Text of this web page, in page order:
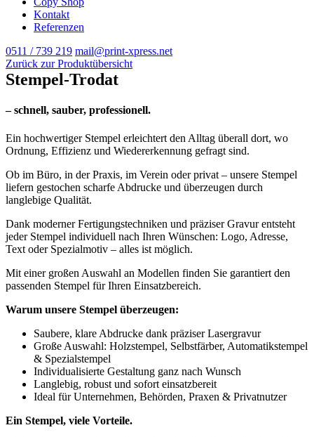
Kontakt
Referenzen
0511 / 739 219 mail@print-xpress.net
Zurück zur Produktübersicht
Stempel-Trodat
– schnell, sauber, professionell.
Ein hochwertiger Stempel erleichtert den Alltag überall dort, wo
Ordnung, Effizienz und Wiedererkennung gefragt sind.
Ob im Büro, in der Praxis, im Verein oder privat – unsere Stempel
liefern gestochen scharfe Abdrucke und überzeugen durch
langlebige Qualität.
Dank moderner Fertigungstechniken und präziser Gravur entsteht
jeder Stempel individuell nach Ihren Wünschen: Logo, Adresse,
Text oder Spezialmotiv – alles ist möglich.
Mit einer großen Auswahl an Modellen finden Sie garantiert den
passenden Stempel für Ihren Einsatzbereich.
Warum unsere Stempel überzeugen:
Saubere, klare Abdrucke dank präziser Lasergravur
Große Auswahl: Holzstempel, Selbstfärber, Automatikstempel
& Spezialstempel
Individualisierte Gestaltung ganz nach Wunsch
Langlebig, robust und sofort einsatzbereit
Ideal für Unternehmen, Behörden, Praxen & Privatnutzer
Ein Stempel, viele Vorteile.